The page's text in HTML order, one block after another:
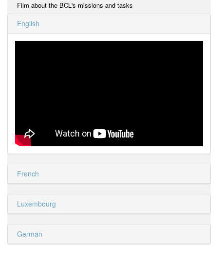
Film about the BCL's missions and tasks
English
French
Luxembourg
German